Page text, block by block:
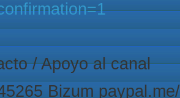
/ Apoyo al canal
Bizum